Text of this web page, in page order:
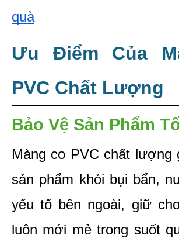
quà
Ưu Điểm Của
PVC Chất Lượng
Bảo Vệ Sản Phẩm
Màng co PVC chất lượng
sản phẩm khỏi bụi bẩn,
yếu tố bên ngoài, giữ
luôn mới mẻ trong suốt